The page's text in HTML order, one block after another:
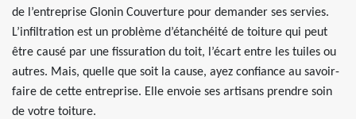
de l’entreprise Glonin Couverture pour demander ses servies.
L’infiltration est un problème d’étanchéité de toiture qui peut
être causé par une fissuration du toit, l’écart entre les tuiles ou
autres. Mais, quelle que soit la cause, ayez confiance au savoir-
faire de cette entreprise. Elle envoie ses artisans prendre soin
de votre toiture.